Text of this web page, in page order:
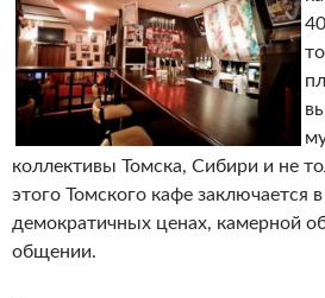
коллективы Томска, Сибири и не
этого Томского кафе заключается в
демократичных ценах, камерной
общении.